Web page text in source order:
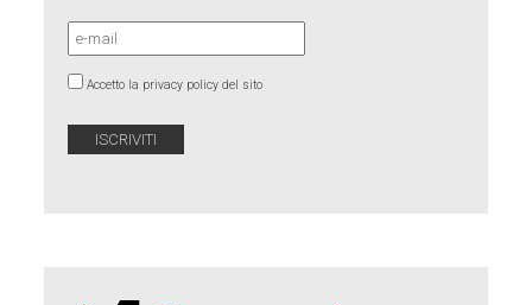
Accetto la privacy policy del sito